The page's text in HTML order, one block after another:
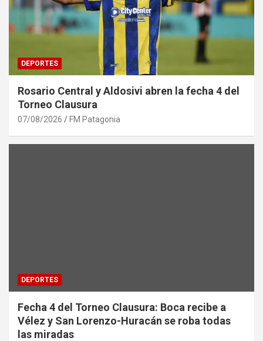
DEPORTES
Rosario Central y Aldosivi abren la fecha 4 del
Torneo Clausura
07/08/2026 FM Patagonia
DEPORTES
Fecha 4 del Torneo Clausura: Boca recibe a
Vélez y San Lorenzo-Huracán se roba todas
las miradas